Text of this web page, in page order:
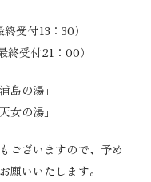
受付13：30）
付21：00）
の湯」
湯」
ございますので、予め
願いいたします。